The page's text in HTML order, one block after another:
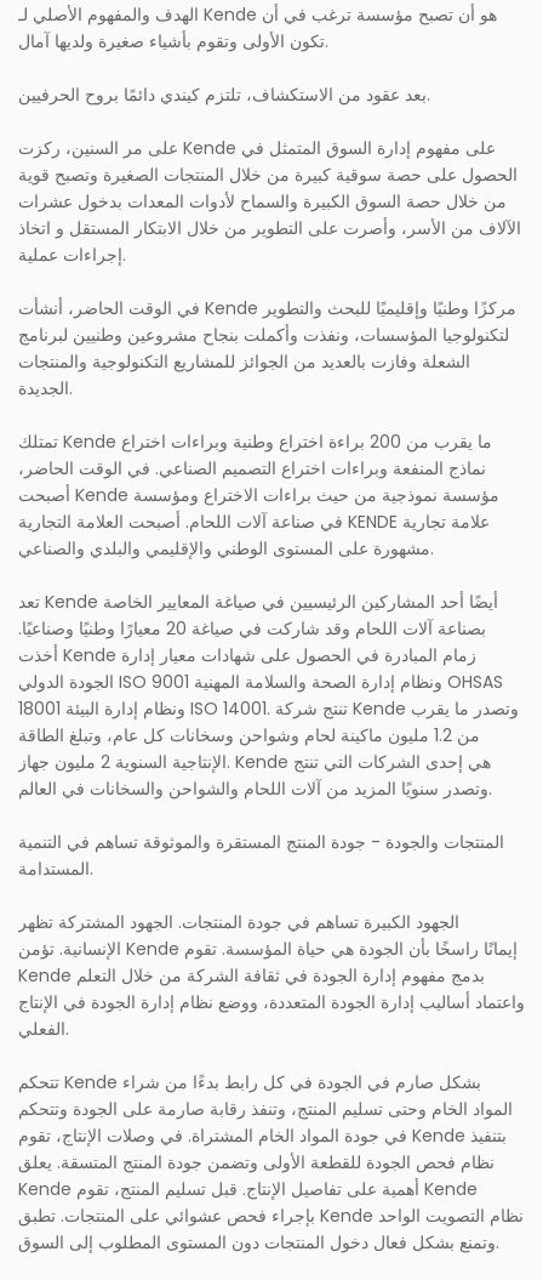
الهدف والمفهوم الأصلي لـ Kende هو أن تصبح مؤسسة ترغب في أن
تكون الأولى وتقوم بأشياء صغيرة ولديها آمال.
بعد عقود من الاستكشاف، تلتزم كيندي دائمًا بروح الحرفيين.
على مر السنين، ركزت Kende على مفهوم إدارة السوق المتمثل في
الحصول على حصة سوقية كبيرة من خلال المنتجات الصغيرة وتصبح قوية
من خلال حصة السوق الكبيرة والسماح لأدوات المعدات بدخول عشرات
الآلاف من الأسر، وأصرت على التطوير من خلال الابتكار المستقل و اتخاذ
إجراءات عملية.
في الوقت الحاضر، أنشأت Kende مركزًا وطنيًا وإقليميًا للبحث والتطوير
لتكنولوجيا المؤسسات، ونفذت وأكملت بنجاح مشروعين وطنيين لبرنامج
الشعلة وفازت بالعديد من الجوائز للمشاريع التكنولوجية والمنتجات
الجديدة.
تمتلك Kende ما يقرب من 200 براءة اختراع وطنية وبراءات اختراع
نماذج المنفعة وبراءات اختراع التصميم الصناعي. في الوقت الحاضر،
أصبحت Kende مؤسسة نموذجية من حيث براءات الاختراع ومؤسسة
في صناعة آلات اللحام. أصبحت العلامة التجارية KENDE علامة تجارية
مشهورة على المستوى الوطني والإقليمي والبلدي والصناعي.
تعد Kende أيضًا أحد المشاركين الرئيسيين في صياغة المعايير الخاصة
بصناعة آلات اللحام وقد شاركت في صياغة 20 معيارًا وطنيًا وصناعيًا.
أخذت Kende زمام المبادرة في الحصول على شهادات معيار إدارة
الجودة الدولي ISO 9001 ونظام إدارة الصحة والسلامة المهنية OHSAS
18001 ونظام إدارة البيئة ISO 14001. تنتج شركة Kende وتصدر ما يقرب
من 1.2 مليون ماكينة لحام وشواحن وسخانات كل عام، وتبلغ الطاقة
الإنتاجية السنوية 2 مليون جهاز. Kende هي إحدى الشركات التي تنتج
وتصدر سنويًا المزيد من آلات اللحام والشواحن والسخانات في العالم.
المنتجات والجودة - جودة المنتج المستقرة والموثوقة تساهم في التنمية
المستدامة.
الجهود الكبيرة تساهم في جودة المنتجات. الجهود المشتركة تظهر
الإنسانية. تؤمن Kende إيمانًا راسخًا بأن الجودة هي حياة المؤسسة. تقوم
Kende بدمج مفهوم إدارة الجودة في ثقافة الشركة من خلال التعلم
واعتماد أساليب إدارة الجودة المتعددة، ووضع نظام إدارة الجودة في الإنتاج
الفعلي.
تتحكم Kende بشكل صارم في الجودة في كل رابط بدءًا من شراء
المواد الخام وحتى تسليم المنتج، وتنفذ رقابة صارمة على الجودة وتتحكم
في جودة المواد الخام المشتراة. في وصلات الإنتاج، تقوم Kende بتنفيذ
نظام فحص الجودة للقطعة الأولى وتضمن جودة المنتج المتسقة. يعلق
Kende أهمية على تفاصيل الإنتاج. قبل تسليم المنتج، تقوم Kende
بإجراء فحص عشوائي على المنتجات. تطبق Kende نظام التصويت الواحد
وتمنع بشكل فعال دخول المنتجات دون المستوى المطلوب إلى السوق.